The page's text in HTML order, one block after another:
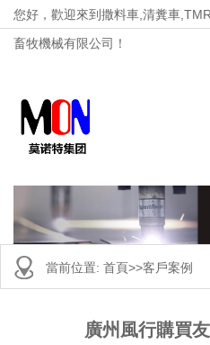
您好，歡迎來到撒料車,清糞車
畜牧機械有限公司！
當前位置: 首頁>>客戶案例
廣州風行購買